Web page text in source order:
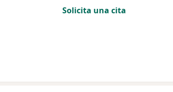
Solicita una cita